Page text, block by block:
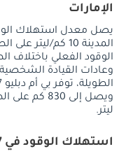
الإمارات
المدينة 10 كم/
الوقود الفعلي باختلاف
وعادات القيادة
ليتر.
استهلاك الوقود في X7 حسب الطراز